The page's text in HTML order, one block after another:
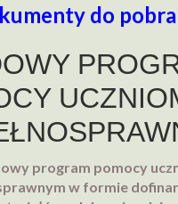
do
program pomocy
w formie